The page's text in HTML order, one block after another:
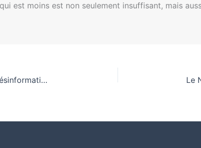
est moins est non seulement insuffisant, mais
Révélations sur l’IA en 2026 : Crises, fuites et désinformation